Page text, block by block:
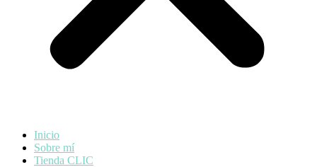
Inicio
Sobre mí
Tienda CLIC